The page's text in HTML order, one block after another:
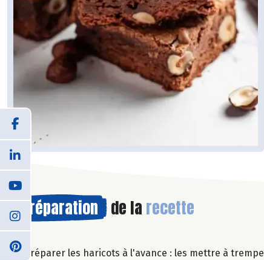
Préparation de la recette
Préparer les haricots à l'avance : les mettre à